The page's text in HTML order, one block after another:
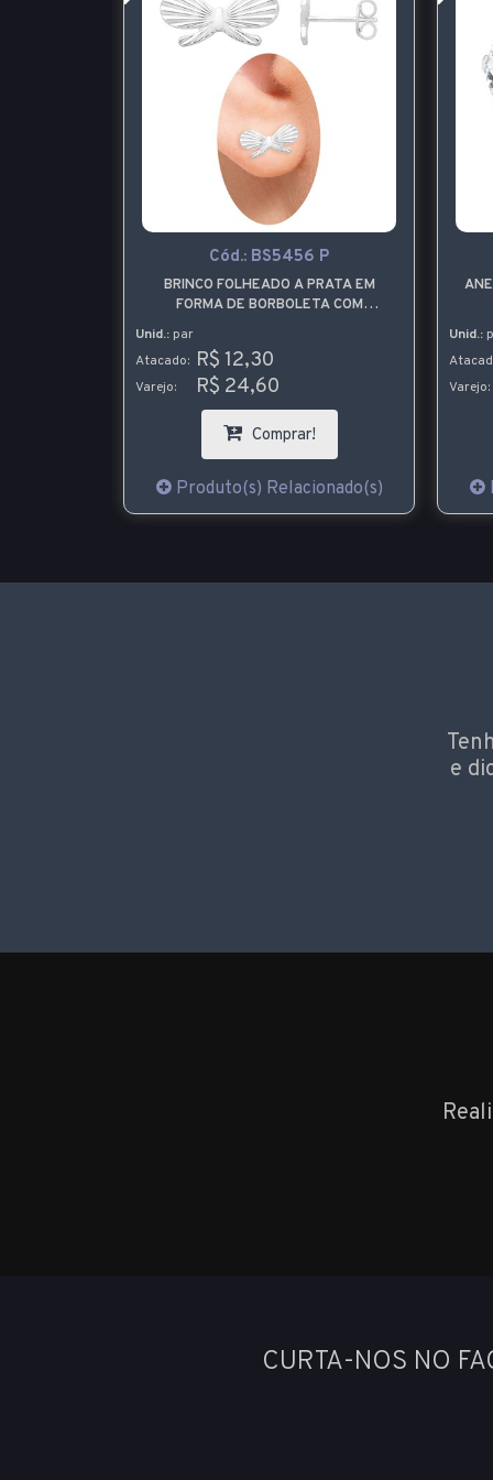
Cód.: BS5456 P
BRINCO FOLHEADO A PRATA EM
FORMA DE BORBOLETA COM
Unid.: par
Atacado: R$ 12,30
Varejo: R$ 24,60
Comprar!
Produto(s) Relacionado(s)
Unid.:
Varejo:
e
CURTA-NOS NO